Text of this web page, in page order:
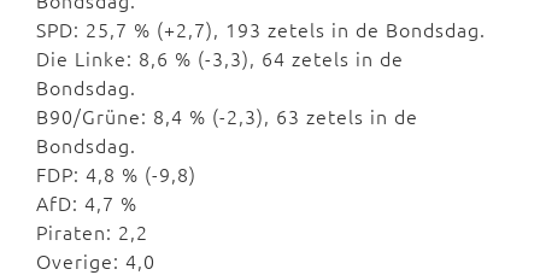
SPD: 25,7 % (+2,7), 193 zetels in de Bondsdag.
Die Linke: 8,6 % (-3,3), 64 zetels in de
Bondsdag.
B90/Grüne: 8,4 % (-2,3), 63 zetels in de
Bondsdag.
FDP: 4,8 % (-9,8)
AfD: 4,7 %
Piraten: 2,2
Overige: 4,0